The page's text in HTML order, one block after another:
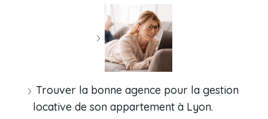
Trouver la bonne agence pour la gestion
locative de son appartement à Lyon.